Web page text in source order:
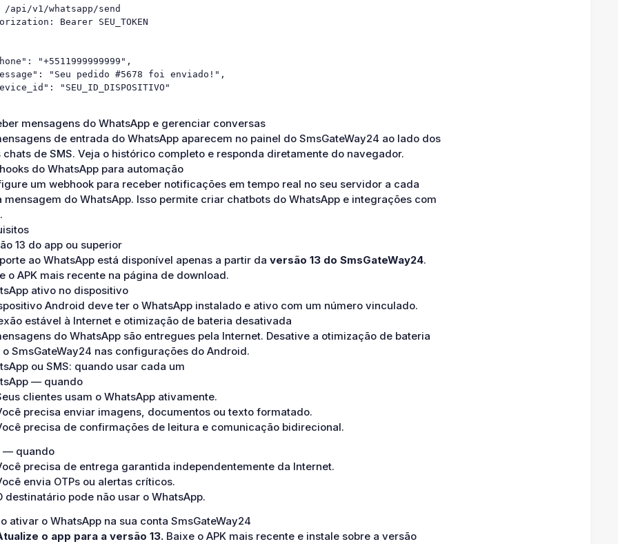
/api/v1/whatsapp/send
Bearer SEU_TOKEN
"+5511999999999",
"Seu pedido #5678 foi enviado!",
"SEU_ID_DISPOSITIVO"
mensagens do WhatsApp e gerenciar conversas
de entrada do WhatsApp aparecem no painel do SmsGateWay24 ao lado dos
chats de SMS. Veja o histórico completo e responda diretamente do navegador.
do WhatsApp para automação
um webhook para receber notificações em tempo real no seu servidor a cada
mensagem do WhatsApp. Isso permite criar chatbots do WhatsApp e integrações com
13 do app ou superior
ao WhatsApp está disponível apenas a partir da versão 13 do SmsGateWay24.
o APK mais recente na página de download.
ativo no dispositivo
Android deve ter o WhatsApp instalado e ativo com um número vinculado.
estável à Internet e otimização de bateria desativada
do WhatsApp são entregues pela Internet. Desative a otimização de bateria
o SmsGateWay24 nas configurações do Android.
ou SMS: quando usar cada um
— quando
clientes usam o WhatsApp ativamente.
precisa enviar imagens, documentos ou texto formatado.
precisa de confirmações de leitura e comunicação bidirecional.
— quando
precisa de entrega garantida independentemente da Internet.
envia OTPs ou alertas críticos.
destinatário pode não usar o WhatsApp.
ativar o WhatsApp na sua conta SmsGateWay24
o app para a versão 13. Baixe o APK mais recente e instale sobre a versão